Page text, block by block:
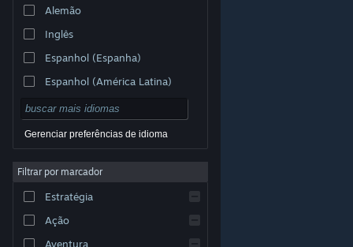
© Valve Corporation. Todos os direitos reservados.
respectivos donos nos EUA e em outros países.
Acessibilidade
Reembolsos|Cookies
Alemão
Inglês
Espanhol (Espanha)
Espanhol (América Latina)
Gerenciar preferências de idioma
Filtrar por marcador
Estratégia
Ação
Aventura